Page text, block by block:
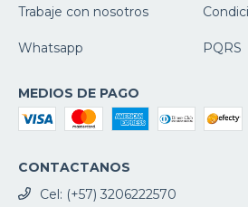
Trabaje con nosotros
Whatsapp PQRS
MEDIOS DE PAGO
CONTACTANOS
Cel: (+57) 3206222570